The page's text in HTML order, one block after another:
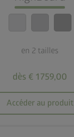
en 2 tailles
dès € 1 759,00
Accéder au produit
calendar_month
20 ans de garantie